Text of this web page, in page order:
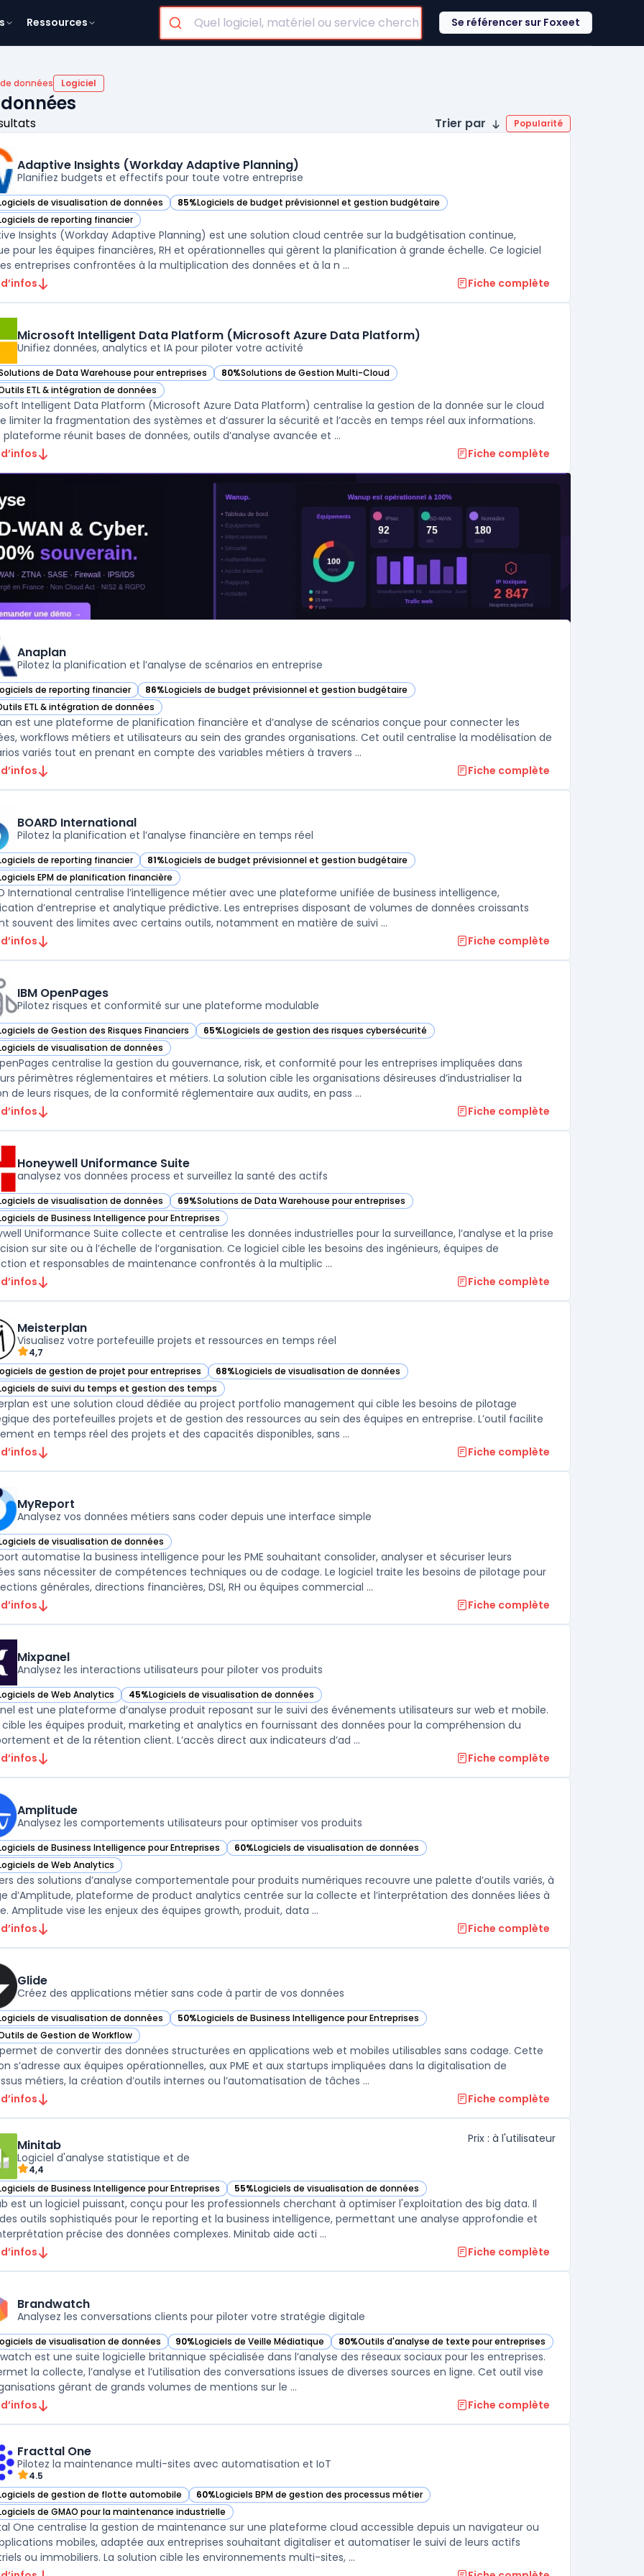
Ressources Se référencer sur Foxeet
données Logiciel
Trier par Popularité
Adaptive Insights (Workday Adaptive Planning)
Planifiez budgets et effectifs pour toute votre entreprise
de visualisation de données
Adaptive Insights (Workday Adaptive Planning) dans cette catégorie
85%Logiciels de budget prévisionnel et gestion budgétaire
— voir Adaptive Insights (Workday Adaptive Planning) dans cette catégorie
de reporting financier
Adaptive Insights (Workday Adaptive Planning) dans cette catégorie
Insights (Workday Adaptive Planning) est une solution cloud centrée sur la budgétisation continue,
pour les équipes financières, RH et opérationnelles qui gèrent la planification à grande échelle. Ce logiciel
entreprises confrontées à la multiplication des données et à la n ...
Fiche complète
Microsoft Intelligent Data Platform (Microsoft Azure Data Platform)
Unifiez données, analytics et IA pour piloter votre activité
de Data Warehouse pour entreprises
Microsoft Intelligent Data Platform (Microsoft Azure Data Platform) dans cette catégorie
80%Solutions de Gestion Multi-Cloud
— voir Microsoft Intelligent Data Platform (Microsoft Azure Data Platform) dans cette
ETL & intégration de données
Microsoft Intelligent Data Platform (Microsoft Azure Data Platform) dans cette catégorie
Intelligent Data Platform (Microsoft Azure Data Platform) centralise la gestion de la donnée sur le cloud
limiter la fragmentation des systèmes et d’assurer la sécurité et l’accès en temps réel aux informations.
Cette plateforme réunit bases de données, outils d’analyse avancée et ...
Fiche complète
Anaplan
Pilotez la planification et l’analyse de scénarios en entreprise
de reporting financier
Anaplan dans cette catégorie 86%Logiciels de budget prévisionnel et gestion budgétaire
— voir Anaplan dans cette catégorie
ETL & intégration de données
Anaplan dans cette catégorie
est une plateforme de planification financière et d’analyse de scénarios conçue pour connecter les
workflows métiers et utilisateurs au sein des grandes organisations. Cet outil centralise la modélisation de
scénarios variés tout en prenant en compte des variables métiers à travers ...
Fiche complète
BOARD International
Pilotez la planification et l’analyse financière en temps réel
de reporting financier
BOARD International dans cette catégorie
81%Logiciels de budget prévisionnel et gestion budgétaire
— voir BOARD International dans cette catégorie
EPM de planification financière
BOARD International dans cette catégorie
International centralise l’intelligence métier avec une plateforme unifiée de business intelligence,
d’entreprise et analytique prédictive. Les entreprises disposant de volumes de données croissants
traitent souvent des limites avec certains outils, notamment en matière de suivi ...
Fiche complète
IBM OpenPages
Pilotez risques et conformité sur une plateforme modulable
de Gestion des Risques Financiers
IBM OpenPages dans cette catégorie 65%Logiciels de gestion des risques cybersécurité
— voir IBM OpenPages dans cette catégorie
de visualisation de données
IBM OpenPages dans cette catégorie
centralise la gestion du gouvernance, risk, et conformité pour les entreprises impliquées dans
périmètres réglementaires et métiers. La solution cible les organisations désireuses d’industrialiser la
de leurs risques, de la conformité réglementaire aux audits, en pass ...
Fiche complète
Honeywell Uniformance Suite
analysez vos données process et surveillez la santé des actifs
de visualisation de données
Honeywell Uniformance Suite dans cette catégorie
69%Solutions de Data Warehouse pour entreprises
— voir Honeywell Uniformance Suite dans cette catégorie
de Business Intelligence pour Entreprises
Honeywell Uniformance Suite dans cette catégorie
Uniformance Suite collecte et centralise les données industrielles pour la surveillance, l’analyse et la prise
sur site ou à l’échelle de l’organisation. Ce logiciel cible les besoins des ingénieurs, équipes de
et responsables de maintenance confrontés à la multiplic ...
Fiche complète
Meisterplan
Visualisez votre portefeuille projets et ressources en temps réel
4,7
de gestion de projet pour entreprises
Meisterplan dans cette catégorie 68%Logiciels de visualisation de données
— voir Meisterplan dans cette catégorie
de suivi du temps et gestion des temps
Meisterplan dans cette catégorie
est une solution cloud dédiée au project portfolio management qui cible les besoins de pilotage
des portefeuilles projets et de gestion des ressources au sein des équipes en entreprise. L’outil facilite
en temps réel des projets et des capacités disponibles, sans ...
Fiche complète
MyReport
Analysez vos données métiers sans coder depuis une interface simple
de visualisation de données
MyReport dans cette catégorie
automatise la business intelligence pour les PME souhaitant consolider, analyser et sécuriser leurs
sans nécessiter de compétences techniques ou de codage. Le logiciel traite les besoins de pilotage pour
générales, directions financières, DSI, RH ou équipes commercial ...
Fiche complète
Mixpanel
Analysez les interactions utilisateurs pour piloter vos produits
de Web Analytics
Mixpanel dans cette catégorie
45%Logiciels de visualisation de données
— voir Mixpanel dans cette catégorie
est une plateforme d’analyse produit reposant sur le suivi des événements utilisateurs sur web et mobile.
cible les équipes produit, marketing et analytics en fournissant des données pour la compréhension du
et de la rétention client. L’accès direct aux indicateurs d’ad ...
Fiche complète
Amplitude
Analysez les comportements utilisateurs pour optimiser vos produits
de Business Intelligence pour Entreprises
Amplitude dans cette catégorie 60%Logiciels de visualisation de données
— voir Amplitude dans cette catégorie
de Web Analytics
Amplitude dans cette catégorie
des solutions d’analyse comportementale pour produits numériques recouvre une palette d’outils variés, à
d’Amplitude, plateforme de product analytics centrée sur la collecte et l’interprétation des données liées à
Amplitude vise les enjeux des équipes growth, produit, data ...
Fiche complète
Glide
Créez des applications métier sans code à partir de vos données
de visualisation de données
Glide dans cette catégorie 50%Logiciels de Business Intelligence pour Entreprises
— voir Glide dans cette catégorie
de Gestion de Workflow
Glide dans cette catégorie
de convertir des données structurées en applications web et mobiles utilisables sans codage. Cette
s’adresse aux équipes opérationnelles, aux PME et aux startups impliquées dans la digitalisation de
processus métiers, la création d’outils internes ou l’automatisation de tâches ...
Fiche complète
Minitab
Logiciel d'analyse statistique et de
4,4
Prix : à l'utilisateur
de Business Intelligence pour Entreprises
Minitab dans cette catégorie 55%Logiciels de visualisation de données
— voir Minitab dans cette catégorie
est un logiciel puissant, conçu pour les professionnels cherchant à optimiser l'exploitation des big data. Il
outils sophistiqués pour le reporting et la business intelligence, permettant une analyse approfondie et
précise des données complexes. Minitab aide acti ...
Fiche complète
Brandwatch
Analysez les conversations clients pour piloter votre stratégie digitale
de visualisation de données
Brandwatch dans cette catégorie 90%Logiciels de Veille Médiatique
— voir Brandwatch dans cette catégorie
80%Outils d'analyse de texte pour entreprises
— voir Brandwatch dans cette catégorie
est une suite logicielle britannique spécialisée dans l’analyse des réseaux sociaux pour les entreprises.
la collecte, l’analyse et l’utilisation des conversations issues de diverses sources en ligne. Cet outil vise
gérant de grands volumes de mentions sur le ...
Fiche complète
Fracttal One
Pilotez la maintenance multi-sites avec automatisation et IoT
4.5
de gestion de flotte automobile
Fracttal One dans cette catégorie 60%Logiciels BPM de gestion des processus métier
— voir Fracttal One dans cette catégorie
de GMAO pour la maintenance industrielle
Fracttal One dans cette catégorie
One centralise la gestion de maintenance sur une plateforme cloud accessible depuis un navigateur ou
mobiles, adaptée aux entreprises souhaitant digitaliser et automatiser le suivi de leurs actifs
ou immobiliers. La solution cible les environnements multi-sites, ...